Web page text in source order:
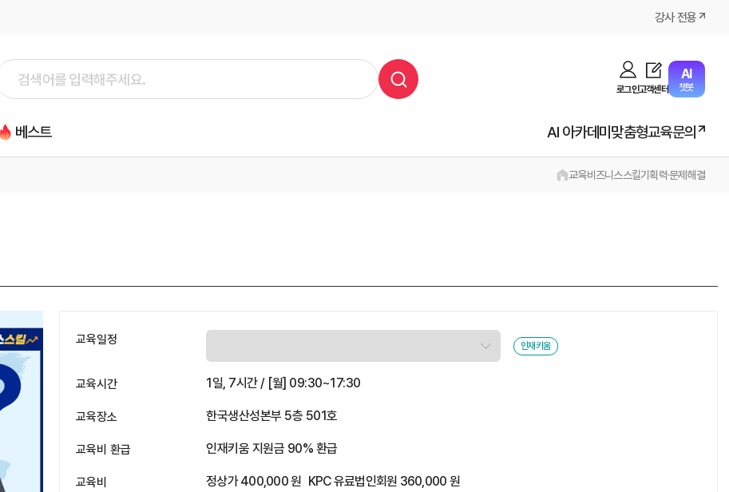
강사 전용
로그인고객센터
AI
챗봇
베스트 AI 아카데미맞춤형교육문의
교육비즈니스스킬기획력·문제해결
교육일정 인재키움
교육시간 1일, 7시간 / [월] 09:30~17:30
교육장소 한국생산성본부 5층 501호
교육비 환급 인재키움 지원금 90% 환급
교육비 정상가 400,000 원 KPC 유료법인회원 360,000 원